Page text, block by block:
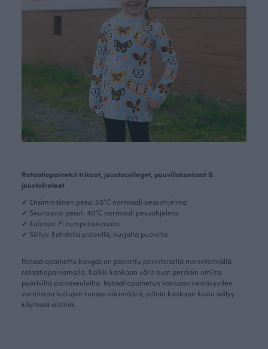
Rotaatiopainetut trikoot, joustocolleget, puuvillakankaat &
joustofroteet
✔ Ensimmäinen pesu: 60°C normaali pesuohjelma
✔ Seuraavat pesut: 40°C normaali pesuohjelma
✔ Kuivaus: Ei rumpukuivausta
✔ Silitys: Kahdella pisteellä, nurjalta puolelta
Rotaatiopainettu kangas on painettu perinteisellä menetelmällä
rotaatiopainamalla. Kaikki kankaan värit ovat peräisin omilta
pyöriviltä painoseuloilta. Rotaatiopainetun kankaan kestävyyden
varmistaa kuitujen runsas värimäärä, jolloin kankaan kuvio säilyy
käytössä siistinä.